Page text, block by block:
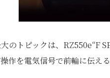
のトピックは、RZ550e“F
作を電気信号で前輪に伝え